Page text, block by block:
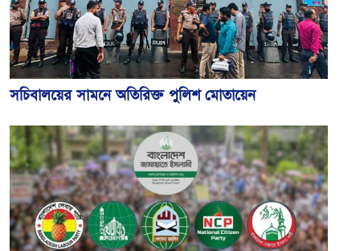
সচিবালয়ের সামনে অতিরিক্ত পুলিশ মোতায়েন